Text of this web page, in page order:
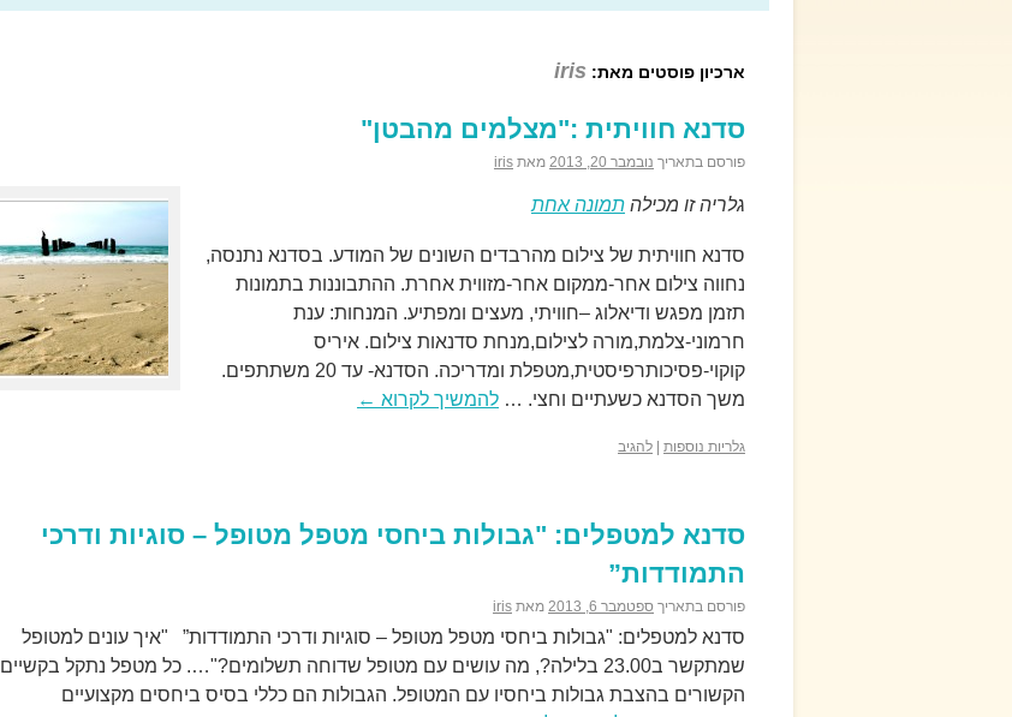
ארכיון פוסטים מאת: iris
סדנא חוויתית :"מצלמים מהבטן"
פורסם בתאריך נובמבר 20, 2013 מאת iris
גלריה זו מכילה תמונה אחת
סדנא חוויתית של צילום מהרבדים השונים של המודע. בסדנא נתנסה,
נחווה צילום אחר-ממקום אחר-מזווית אחרת. ההתבוננות בתמונות
תזמן מפגש ודיאלוג –חוויתי, מעצים ומפתיע. המנחות: ענת
חרמוני-צלמת,מורה לצילום,מנחת סדנאות צילום. איריס
קוקוי-פסיכותרפיסטית,מטפלת ומדריכה. הסדנא- עד 20 משתתפים.
משך הסדנא כשעתיים וחצי. … להמשיך לקרוא ←
גלריות נוספות להגיב
סדנא למטפלים: "גבולות ביחסי מטפל מטופל – סוגיות ודרכי
התמודדות”
פורסם בתאריך ספטמבר 6, 2013 מאת iris
סדנא למטפלים: "גבולות ביחסי מטפל מטופל – סוגיות ודרכי התמודדות” "איך עונים למטופל
שמתקשר ב23.00 בלילה?, מה עושים עם מטופל שדוחה תשלומים?"…. כל מטפל נתקל בקשיים
הקשורים בהצבת גבולות ביחסיו עם המטופל. הגבולות הם כללי בסיס ביחסים מקצועיים